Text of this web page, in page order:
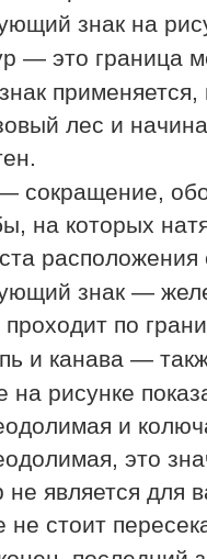
знак на
— это граница
применяется,
лес и
сокращение,
на которых
расположения
знак —
проходит по
и канава—
на рисунке
и
это
не является для
не стоит